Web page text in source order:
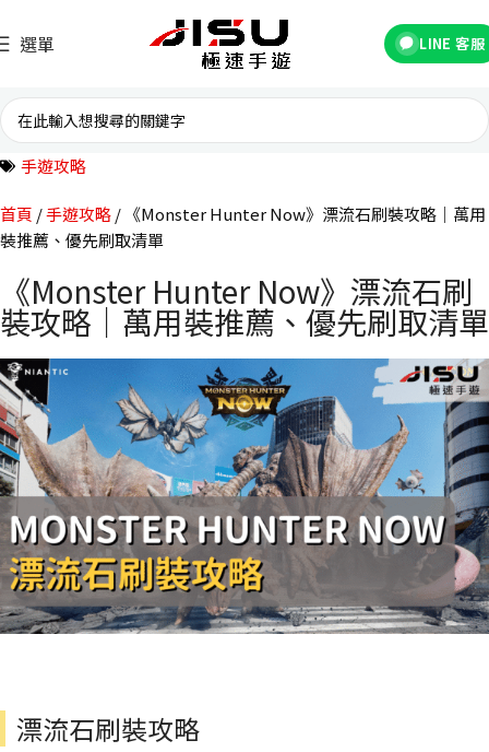
選單 LINE 客服
手遊攻略
首頁 手遊攻略
《Monster Hunter Now》漂流石刷裝攻略｜萬用
裝推薦、優先刷取清單
《Monster Hunter Now》漂流石刷
裝攻略｜萬用裝推薦、優先刷取清單
漂流石刷裝攻略